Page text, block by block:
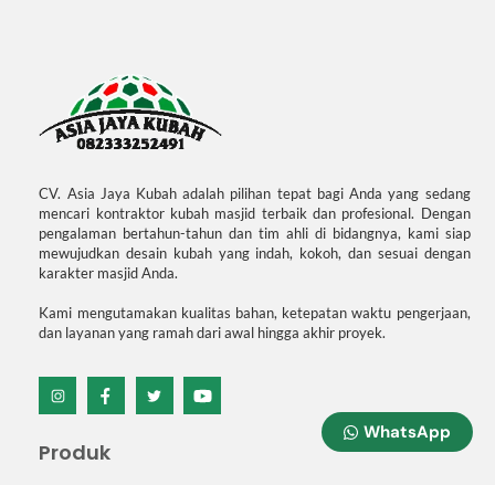
WhatsApp
CV. Asia Jaya Kubah adalah pilihan tepat bagi Anda yang sedang
mencari kontraktor kubah masjid terbaik dan profesional. Dengan
pengalaman bertahun-tahun dan tim ahli di bidangnya, kami siap
mewujudkan desain kubah yang indah, kokoh, dan sesuai dengan
karakter masjid Anda.
Kami mengutamakan kualitas bahan, ketepatan waktu pengerjaan,
dan layanan yang ramah dari awal hingga akhir proyek.
Icon
Icon
Icon
Icon
Produk